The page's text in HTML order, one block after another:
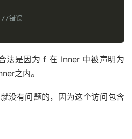
//错误
法是因为 f 在 Inner 中被声明为
之内。
没有问题的，因为这个访问包含